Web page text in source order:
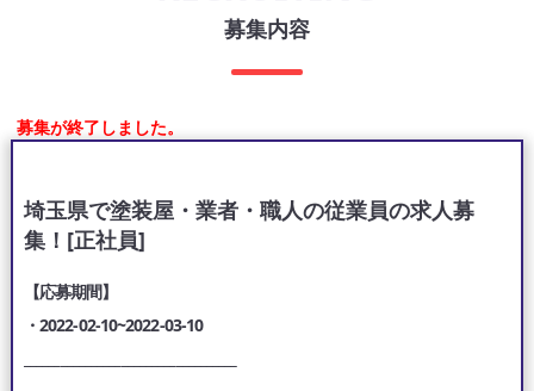
募集内容
募集が終了しました。
埼玉県で塗装屋・業者・職人の従業員の求人募
集！[正社員]
【応募期間】
・2022-02-10~2022-03-10